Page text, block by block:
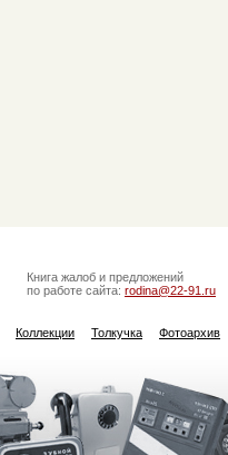
Книга жалоб и предложений
по работе сайта: rodina@22-91.ru
Коллекции Толкучка Фотоархив